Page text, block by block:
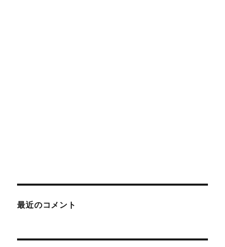
最近のコメント